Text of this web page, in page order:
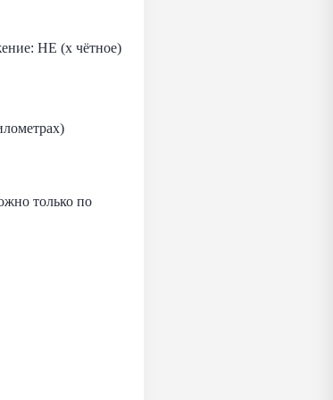
НЕ (x чётное)
только по